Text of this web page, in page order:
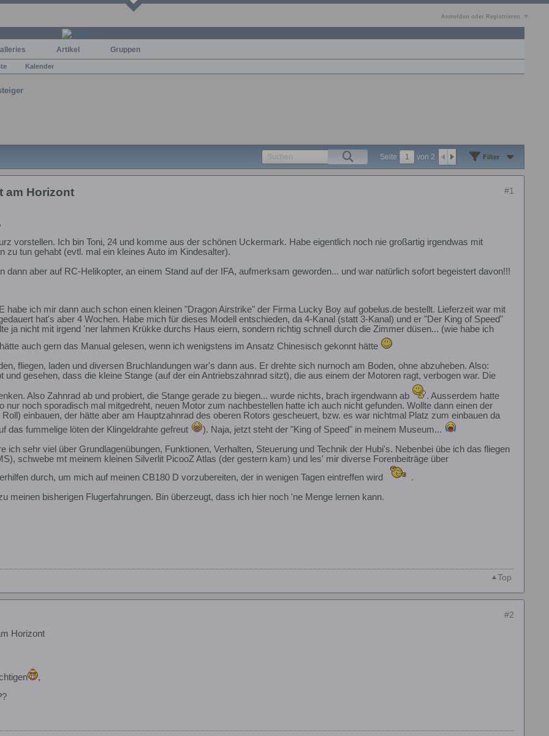
Anmelden oder Registrieren
Artikel Gruppen
Kalender
Seite von 2 Filter
#1
am Horizont
vorstellen. Ich bin Toni, 24 und komme aus der schönen Uckermark. Habe eigentlich noch nie großartig irgendwas mit
zu tun gehabt (evtl. mal ein kleines Auto im Kindesalter).
dann aber auf RC-Helikopter, an einem Stand auf der IFA, aufmerksam geworden... und war natürlich sofort begeistert davon!!!
habe ich mir dann auch schon einen kleinen "Dragon Airstrike" der Firma Lucky Boy auf gobelus.de bestellt. Lieferzeit war mit
hat's aber 4 Wochen. Habe mich für dieses Modell entschieden, da 4-Kanal (statt 3-Kanal) und er "Der King of Speed"
ja nicht mit irgend 'ner lahmen Krükke durchs Haus eiern, sondern richtig schnell durch die Zimmer düsen... (wie habe ich
auch gern das Manual gelesen, wenn ich wenigstens im Ansatz Chinesisch gekonnt hätte
fliegen, laden und diversen Bruchlandungen war's dann aus. Er drehte sich nurnoch am Boden, ohne abzuheben. Also:
und gesehen, dass die kleine Stange (auf der ein Antriebszahnrad sitzt), die aus einem der Motoren ragt, verbogen war. Die
Also Zahnrad ab und probiert, die Stange gerade zu biegen... wurde nichts, brach irgendwann ab
. Ausserdem hatte
nur noch sporadisch mal mitgedreht, neuen Motor zum nachbestellen hatte ich auch nicht gefunden. Wollte dann einen der
einbauen, der hätte aber am Hauptzahnrad des oberen Rotors gescheuert, bzw. es war nichtmal Platz zum einbauen da
das fummelige löten der Klingeldrahte gefreut
). Naja, jetzt steht der "King of Speed" in meinem Museum...
ich sehr viel über Grundlagenübungen, Funktionen, Verhalten, Steuerung und Technik der Hubi's. Nebenbei übe ich das fliegen
schwebe mt meinem kleinen Silverlit PicooZ Atlas (der gestern kam) und les' mir diverse Forenbeiträge über
durch, um mich auf meinen CB180 D vorzubereiten, der in wenigen Tagen eintreffen wird
.
meinen bisherigen Flugerfahrungen. Bin überzeugt, dass ich hier noch 'ne Menge lernen kann.
Top
#2
Horizont
,